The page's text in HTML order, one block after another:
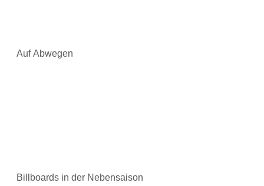
Auf Abwegen
Billboards in der Nebensaison